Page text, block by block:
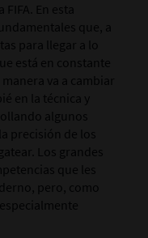
En esta
que, a
para llegar a lo
está en constante
va a cambiar
en la técnica y
algunos
precisión de los
Los grandes
que les
pero, como